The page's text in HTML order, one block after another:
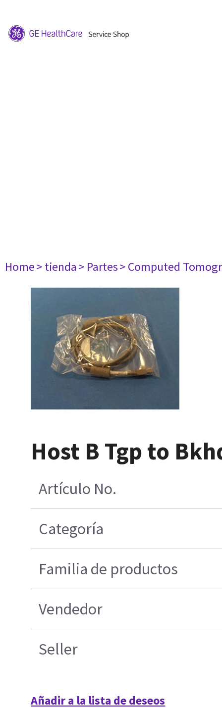
Home> tienda> Partes> Computed
Host B Tgp to
Artículo No.
Categoría
Familia de productos
Vendedor
Seller
Añadir a la lista de deseos